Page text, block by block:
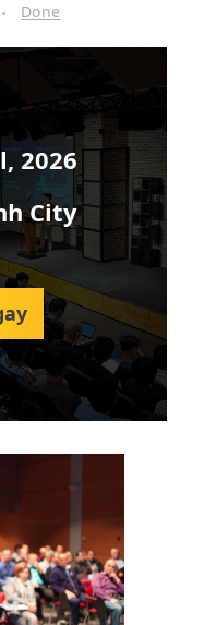
Done
2026
City